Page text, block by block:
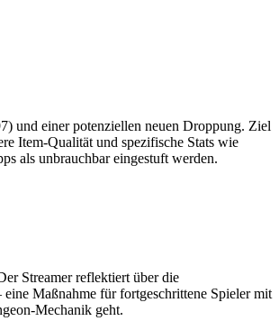
und einer potenziellen neuen Droppung. Ziel
Item-Qualität und spezifische Stats wie
als unbrauchbar eingestuft werden.
Streamer reflektiert über die
Maßnahme für fortgeschrittene Spieler mit
Mechanik geht.